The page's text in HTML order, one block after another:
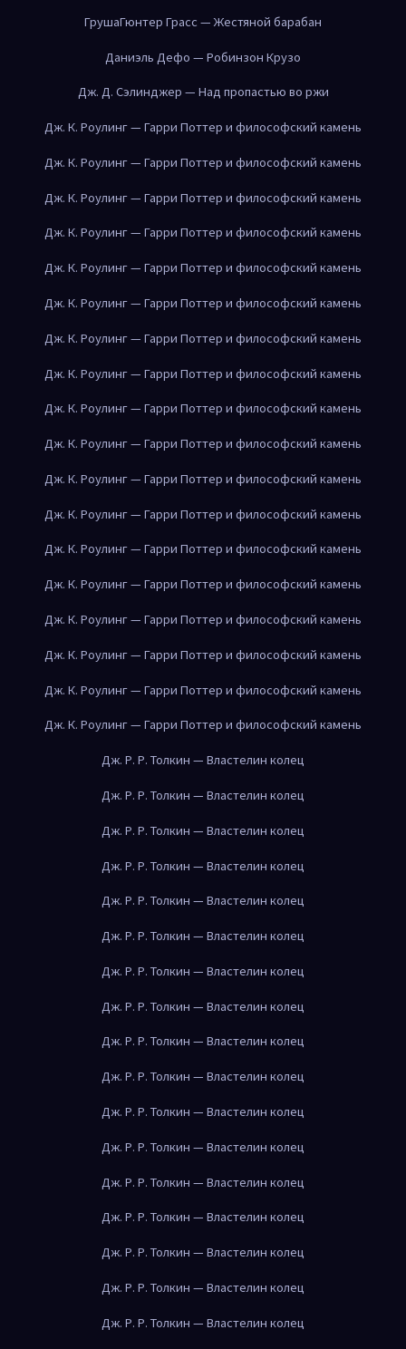
ГрушаГюнтер Грасс — Жестяной барабан
Даниэль Дефо — Робинзон Крузо
Дж. Д. Сэлинджер — Над пропастью во ржи
Дж. К. Роулинг — Гарри Поттер и философский камень
Дж. К. Роулинг — Гарри Поттер и философский камень
Дж. К. Роулинг — Гарри Поттер и философский камень
Дж. К. Роулинг — Гарри Поттер и философский камень
Дж. К. Роулинг — Гарри Поттер и философский камень
Дж. К. Роулинг — Гарри Поттер и философский камень
Дж. К. Роулинг — Гарри Поттер и философский камень
Дж. К. Роулинг — Гарри Поттер и философский камень
Дж. К. Роулинг — Гарри Поттер и философский камень
Дж. К. Роулинг — Гарри Поттер и философский камень
Дж. К. Роулинг — Гарри Поттер и философский камень
Дж. К. Роулинг — Гарри Поттер и философский камень
Дж. К. Роулинг — Гарри Поттер и философский камень
Дж. К. Роулинг — Гарри Поттер и философский камень
Дж. К. Роулинг — Гарри Поттер и философский камень
Дж. К. Роулинг — Гарри Поттер и философский камень
Дж. К. Роулинг — Гарри Поттер и философский камень
Дж. К. Роулинг — Гарри Поттер и философский камень
Дж. Р. Р. Толкин — Властелин колец
Дж. Р. Р. Толкин — Властелин колец
Дж. Р. Р. Толкин — Властелин колец
Дж. Р. Р. Толкин — Властелин колец
Дж. Р. Р. Толкин — Властелин колец
Дж. Р. Р. Толкин — Властелин колец
Дж. Р. Р. Толкин — Властелин колец
Дж. Р. Р. Толкин — Властелин колец
Дж. Р. Р. Толкин — Властелин колец
Дж. Р. Р. Толкин — Властелин колец
Дж. Р. Р. Толкин — Властелин колец
Дж. Р. Р. Толкин — Властелин колец
Дж. Р. Р. Толкин — Властелин колец
Дж. Р. Р. Толкин — Властелин колец
Дж. Р. Р. Толкин — Властелин колец
Дж. Р. Р. Толкин — Властелин колец
Дж. Р. Р. Толкин — Властелин колец